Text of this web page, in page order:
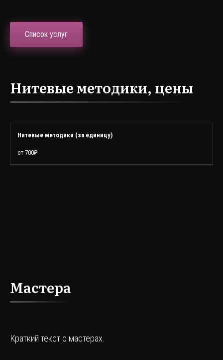
Список услуг
Нитевые методики, цены
УСЛУГА СТОИМОСТЬ
Нитевые методики (за единицу)
от 700₽
Мастера
Краткий текст о мастерах.